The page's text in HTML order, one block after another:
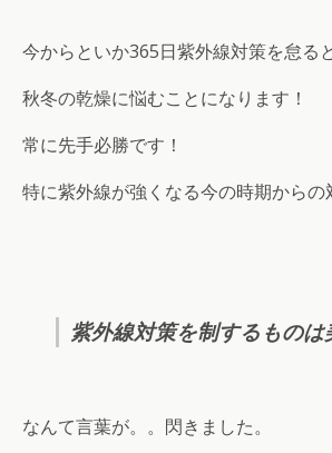
今からといか365日紫外線対策を怠る
秋冬の乾燥に悩むことになります！
常に先手必勝です！
特に紫外線が強くなる今の時期からの
紫外線対策を制するものは
なんて言葉が。。閃きました。